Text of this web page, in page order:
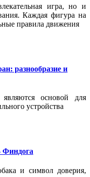
игра, но и
Каждая фигура на
правила движения
разнообразие и
основой для
устройства
Финдога
и символ доверия,